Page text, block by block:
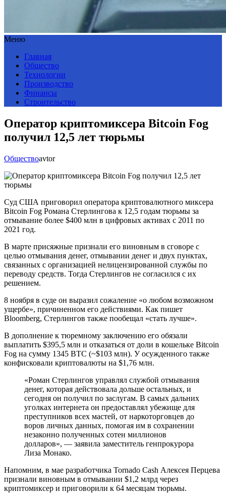
Меню
Главная
Общество
Технологии
Производство
Финансы
Строительство
Оператор криптомиксера Bitcoin Fog
получил 12,5 лет тюрьмы
Обществоavtor
Суд США приговорил оператора криптовалютного миксера
Bitcoin Fog Романа Стерлингова к 12,5 годам тюрьмы за
отмывание более $400 млн в цифровых активах с 2011 по
2021 год.
В марте присяжные признали его виновным в сговоре с
целью отмывания денег, отмывании денег и двух пунктах,
связанных с организацией нелицензированной службы по
переводу средств. Тогда Стерлингов не согласился с их
решением.
8 ноября в суде он выразил сожаление «о любом возможном
ущербе», причиненном его действиями. Как пишет
Bloomberg, Стерлингов также пообещал «стать лучше».
В дополнение к тюремному заключению его обязали
выплатить $395,5 млн и отказаться от доли в кошельке Bitcoin
Fog на сумму 1345 BTC (~$103 млн). У осужденного также
конфисковали криптовалюты на $1,76 млн.
«Роман Стерлингов управлял службой отмывания
денег, которая действовала дольше остальных, и
сегодня он получил по заслугам. В самых дальних
уголках интернета он предоставлял убежище для
преступников всех мастей, от наркоторговцев до
воров личных данных, помогая им в сохранении
незаконно полученных сотен миллионов
долларов», — заявила заместитель генпрокурора
Лиза Монако.
Напомним, в мае разработчика Tornado Cash Алексея Перцева
признали виновным в отмывании $1,2 млрд через
криптомиксер и приговорили к 64 месяцам тюрьмы.